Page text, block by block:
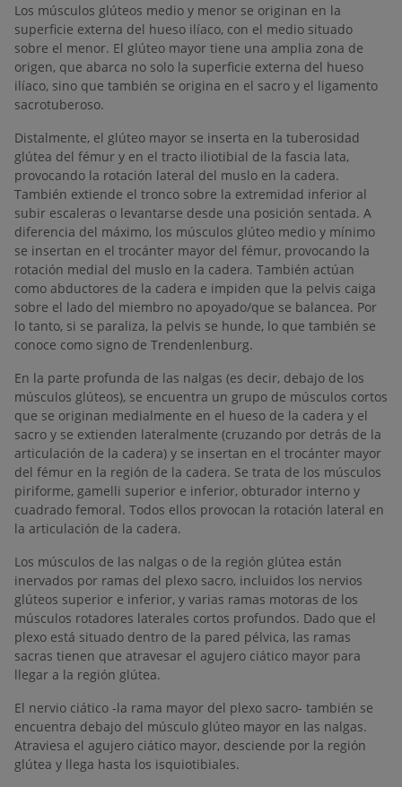
Los músculos glúteos medio y menor se originan en la
superficie externa del hueso ilíaco, con el medio situado
sobre el menor. El glúteo mayor tiene una amplia zona de
origen, que abarca no solo la superficie externa del hueso
ilíaco, sino que también se origina en el sacro y el ligamento
sacrotuberoso.
Distalmente, el glúteo mayor se inserta en la tuberosidad
glútea del fémur y en el tracto iliotibial de la fascia lata,
provocando la rotación lateral del muslo en la cadera.
También extiende el tronco sobre la extremidad inferior al
subir escaleras o levantarse desde una posición sentada. A
diferencia del máximo, los músculos glúteo medio y mínimo
se insertan en el trocánter mayor del fémur, provocando la
rotación medial del muslo en la cadera. También actúan
como abductores de la cadera e impiden que la pelvis caiga
sobre el lado del miembro no apoyado/que se balancea. Por
lo tanto, si se paraliza, la pelvis se hunde, lo que también se
conoce como signo de Trendenlenburg.
En la parte profunda de las nalgas (es decir, debajo de los
músculos glúteos), se encuentra un grupo de músculos cortos
que se originan medialmente en el hueso de la cadera y el
sacro y se extienden lateralmente (cruzando por detrás de la
articulación de la cadera) y se insertan en el trocánter mayor
del fémur en la región de la cadera. Se trata de los músculos
piriforme, gamelli superior e inferior, obturador interno y
cuadrado femoral. Todos ellos provocan la rotación lateral en
la articulación de la cadera.
Los músculos de las nalgas o de la región glútea están
inervados por ramas del plexo sacro, incluidos los nervios
glúteos superior e inferior, y varias ramas motoras de los
músculos rotadores laterales cortos profundos. Dado que el
plexo está situado dentro de la pared pélvica, las ramas
sacras tienen que atravesar el agujero ciático mayor para
llegar a la región glútea.
El nervio ciático -la rama mayor del plexo sacro- también se
encuentra debajo del músculo glúteo mayor en las nalgas.
Atraviesa el agujero ciático mayor, desciende por la región
glútea y llega hasta los isquiotibiales.